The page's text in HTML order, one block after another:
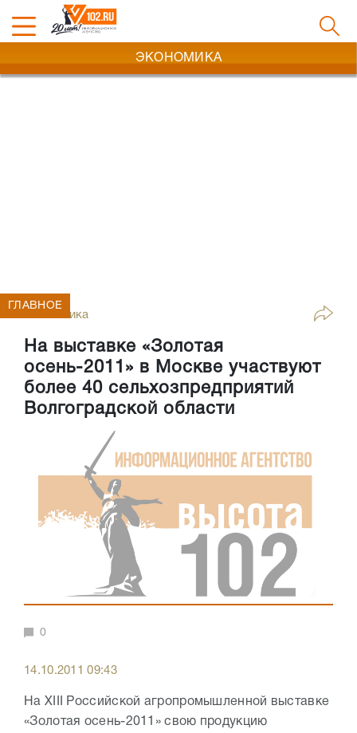
ЭКОНОМИКА
Экономика
На выставке «Золотая
осень-2011» в Москве участвуют
более 40 сельхозпредприятий
Волгоградской области
ГЛАВНОЕ
0
14.10.2011 09:43
На XIII Российской агропромышленной выставке
«Золотая осень-2011» свою продукцию